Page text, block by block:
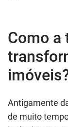
Como a
Antigamente
de muito